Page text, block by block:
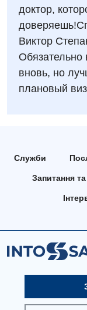
Ендокринологія
Кардіологія
Мамологія
Медична
Проктологія
Ревматологія
Травматологія
доктор,
Виктор
Обязательно
вновь, но
плановый
Служби
Запитання та